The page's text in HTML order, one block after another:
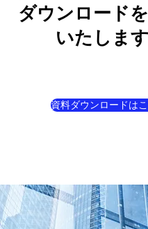
ダウンロード
いたします
資料ダウンロードは